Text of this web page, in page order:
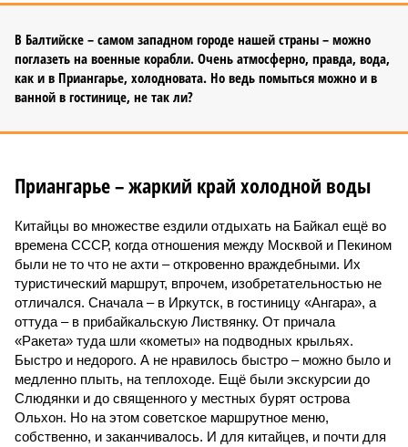
В Балтийске – самом западном городе нашей страны – можно
поглазеть на военные корабли. Очень атмосферно, правда, вода,
как и в Приангарье, холодновата. Но ведь помыться можно и в
ванной в гостинице, не так ли?
Приангарье – жаркий край холодной воды
Китайцы во множестве ездили отдыхать на Байкал ещё во
времена СССР, когда отношения между Москвой и Пекином
были не то что не ахти – откровенно враждебными. Их
туристический маршрут, впрочем, изобретательностью не
отличался. Сначала – в Иркутск, в гостиницу «Ангара», а
оттуда – в прибайкальскую Листвянку. От причала
«Ракета» туда шли «кометы» на подводных крыльях.
Быстро и недорого. А не нравилось быстро – можно было и
медленно плыть, на теплоходе. Ещё были экскурсии до
Слюдянки и до священного у местных бурят острова
Ольхон. Но на этом советское маршрутное меню,
собственно, и заканчивалось. И для китайцев, и почти для